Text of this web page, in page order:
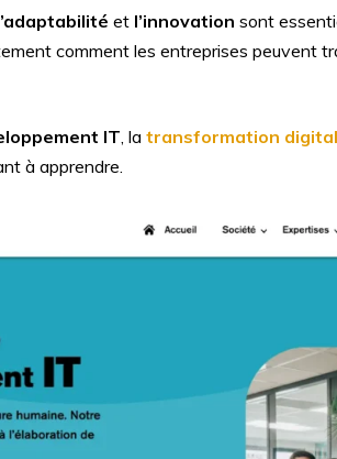
et l’innovation sont
comment les entreprises peuvent
IT, la transformation
à apprendre.